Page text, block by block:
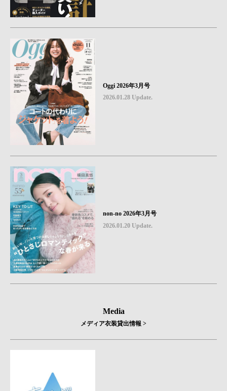
Oggi 2026年3月号
2026.01.28 Update.
non-no 2026年3月号
2026.01.20 Update.
Media
メディア衣装貸出情報 >